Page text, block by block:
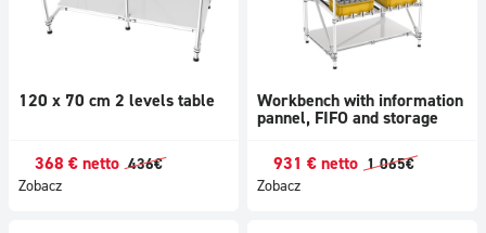
120 x 70 cm 2 levels table
368 € netto 436€
Zobacz
Workbench with information
pannel, FIFO and storage
931 € netto 1 065€
Zobacz